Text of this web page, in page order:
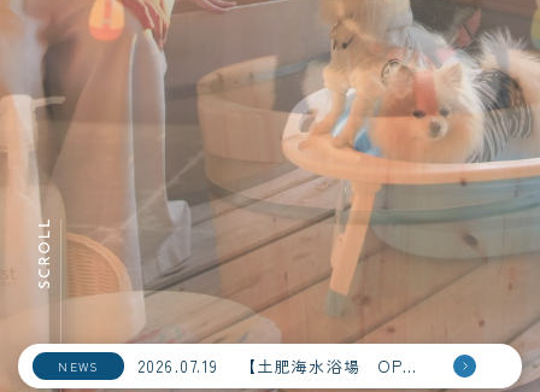
NEWS 2026.07.19 【土肥海水浴場 OPEＮ！】